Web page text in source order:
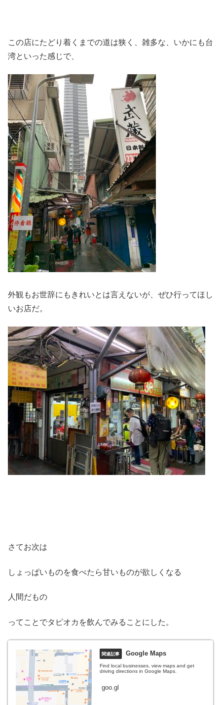
この店にたどり着くまでの道は狭く、雑多な、いかにも台
湾といった感じで、
外観もお世辞にもきれいとは言えないが、ぜひ行ってほし
いお店だ。
さてお次は
しょっぱいものを食べたら甘いものが欲しくなる
人間だもの
ってことでタピオカを飲んでみることにした。
Google Maps
Find local businesses, view maps and get
driving directions in Google Maps.
goo.gl